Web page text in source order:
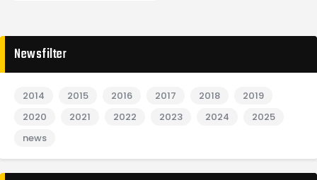
Newsfilter
2014 2015 2016 2017 2018
2019
2020
2021 2022 2023 2024
2025
news